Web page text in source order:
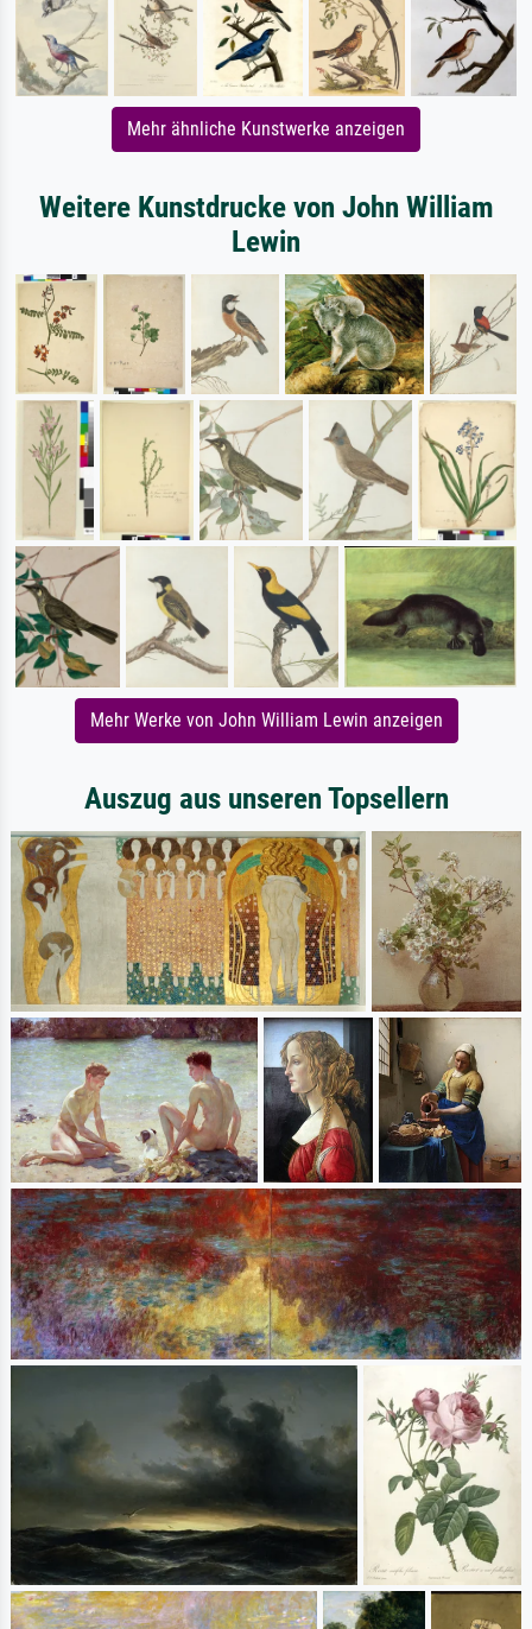
Mehr ähnliche Kunstwerke anzeigen
Weitere Kunstdrucke von John William
Lewin
Mehr Werke von John William Lewin anzeigen
Auszug aus unseren Topsellern